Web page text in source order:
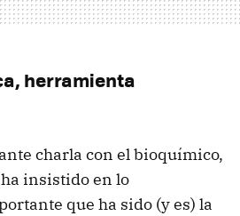
herramienta
charla con el bioquímico,
insistido en lo
que ha sido (y es) la